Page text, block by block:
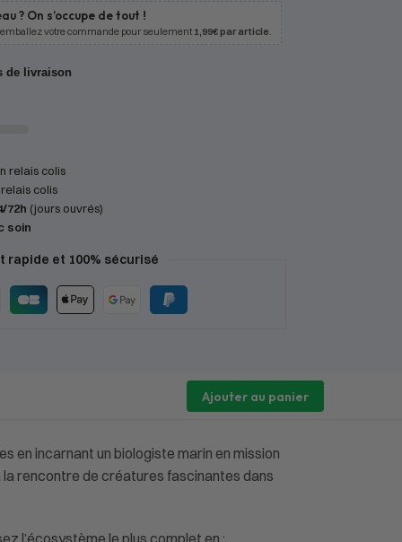
? On s’occupe de tout !
votre commande pour seulement 1,99€ par article.
de livraison
relais colis
colis
72h (jours ouvrés)
soin
rapide et 100% sécurisé
Ajouter au panier
en incarnant un biologiste marin en mission
la rencontre de créatures fascinantes dans
l’écosystème le plus complet en :